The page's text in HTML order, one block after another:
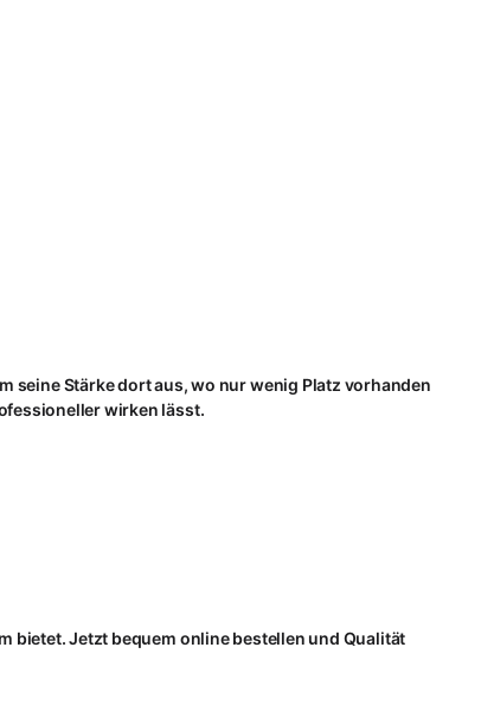
seine Stärke dort aus, wo nur wenig Platz vorhanden
wirken lässt.
bietet. Jetzt bequem online bestellen und Qualität